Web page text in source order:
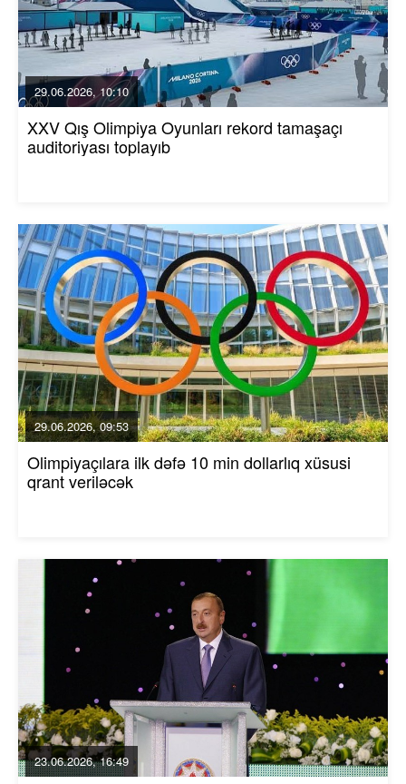
29.06.2026, 10:10
XXV Qış Olimpiya Oyunları rekord tamaşaçı
auditoriyası toplayıb
29.06.2026, 09:53
Olimpiyaçılara ilk dəfə 10 min dollarlıq xüsusi
qrant veriləcək
23.06.2026, 16:49